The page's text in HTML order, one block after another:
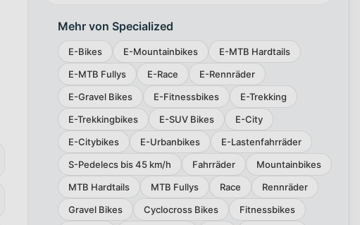
Mehr von Specialized
E-Bikes E-Mountainbikes
E-MTB Hardtails
E-MTB Fullys
E-Race
E-Rennräder
E-Gravel Bikes
E-Fitnessbikes
E-Trekking
E-Trekkingbikes
E-SUV Bikes
E-City
E-Citybikes
E-Urbanbikes
E-Lastenfahrräder
S-Pedelecs bis 45 km/h
Fahrräder
Mountainbikes
MTB Hardtails
MTB Fullys Race
Rennräder
Gravel Bikes
Cyclocross Bikes
Fitnessbikes